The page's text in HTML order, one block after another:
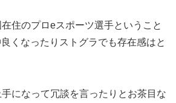
住のプロeスポーツ選手ということ
くなったりストグラでも存在感はと
になって冗談を言ったりとお茶目な